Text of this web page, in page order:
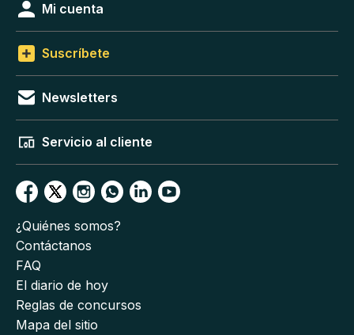
Mi cuenta
Suscríbete
Newsletters
Servicio al cliente
¿Quiénes somos?
Contáctanos
FAQ
El diario de hoy
Reglas de concursos
Mapa del sitio